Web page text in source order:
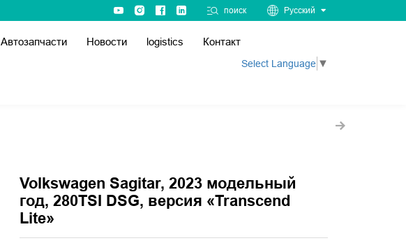
поиск Русский
Автозапчасти Новости logistics Контакт
Select Language ▼
Volkswagen Sagitar, 2023 модельный
год, 280TSI DSG, версия «Transcend
Lite»